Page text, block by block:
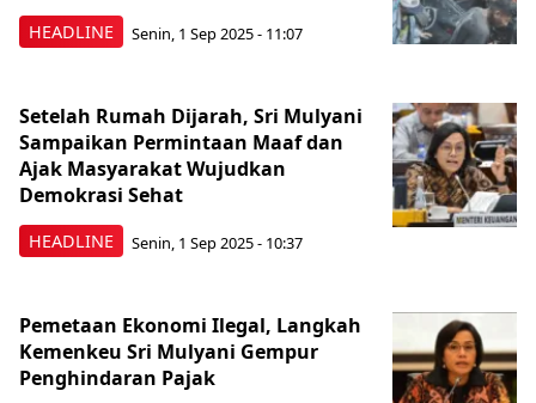
HEADLINE Senin, 1 Sep 2025 - 11:07
HEADLINE
Setelah Rumah Dijarah, Sri Mulyani
Sampaikan Permintaan Maaf dan
Ajak Masyarakat Wujudkan
Demokrasi Sehat
Senin, 1 Sep 2025 - 10:37
Pemetaan Ekonomi Ilegal, Langkah
Kemenkeu Sri Mulyani Gempur
Penghindaran Pajak